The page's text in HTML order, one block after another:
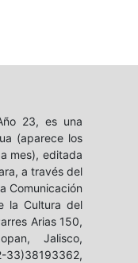
23, es una
(aparece los
mes), editada
a través del
Comunicación
la Cultura del
Arias 150,
Jalisco,